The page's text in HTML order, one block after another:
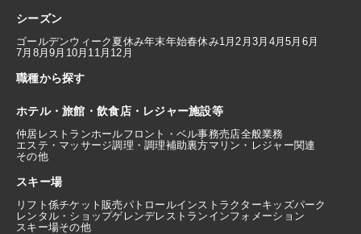
シーズン
ゴールデンウィーク 夏休み年末年始春休み1月 2月3月 4月5月 6月
7月 8月9月 10月 11月 12月
職種から探す
ホテル・旅館・飲食店・レジャー施設等
仲居 レストランホールフロント・ベル事務売店全般業務
エステ・マッサージ調理・調理補助裏方マリン・レジャー関連
その他
スキー場
リフト係チケット販売パトロールインストラクターキッズパーク
レンタル・ショップゲレンデレストラン インフォメーション
スキー場その他